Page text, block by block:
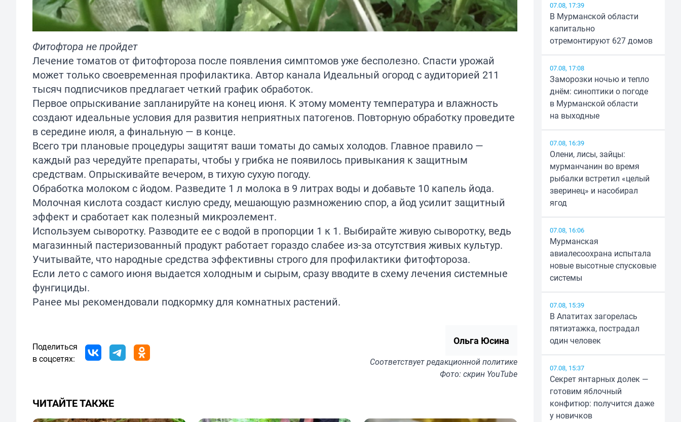
Фитофтора не пройдет
Лечение томатов от фитофтороза после появления симптомов уже бесполезно. Спасти урожай
может только своевременная профилактика. Автор канала Идеальный огород с аудиторией 211
тысяч подписчиков предлагает четкий график обработок.
Первое опрыскивание запланируйте на конец июня. К этому моменту температура и влажность
создают идеальные условия для развития неприятных патогенов. Повторную обработку проведите
в середине июля, а финальную — в конце.
Всего три плановые процедуры защитят ваши томаты до самых холодов. Главное правило —
каждый раз чередуйте препараты, чтобы у грибка не появилось привыкания к защитным
средствам. Опрыскивайте вечером, в тихую сухую погоду.
Обработка молоком с йодом. Разведите 1 л молока в 9 литрах воды и добавьте 10 капель йода.
Молочная кислота создаст кислую среду, мешающую размножению спор, а йод усилит защитный
эффект и сработает как полезный микроэлемент.
Используем сыворотку. Разводите ее с водой в пропорции 1 к 1. Выбирайте живую сыворотку, ведь
магазинный пастеризованный продукт работает гораздо слабее из-за отсутствия живых культур.
Учитывайте, что народные средства эффективны строго для профилактики фитофтороза.
Если лето с самого июня выдается холодным и сырым, сразу вводите в схему лечения системные
фунгициды.
Ранее мы рекомендовали подкормкудля комнатных растений.
Поделиться
в соцсетях:
Ольга Юсина
Соответствуетредакционной политике
Фото: скрин YouTube
ЧИТАЙТЕ ТАКЖЕ
07.08, 17:39
В Мурманской области
капитально
отремонтируют 627 домов
07.08, 17:08
Заморозки ночью и тепло
днём: синоптики о погоде
в Мурманской области
на выходные
07.08, 16:39
Олени, лисы, зайцы:
мурманчанин во время
рыбалки встретил «целый
зверинец» и насобирал
ягод
07.08, 16:06
Мурманская
авиалесоохрана испытала
новые высотные спусковые
системы
07.08, 15:39
В Апатитах загорелась
пятиэтажка, пострадал
один человек
07.08, 15:37
Секрет янтарных долек —
готовим яблочный
конфитюр: получится даже
у новичков